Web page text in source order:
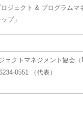
ジェクト & プログラムマ
プ」
ェクトマネジメント協会（
0551 （代表）